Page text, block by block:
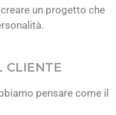
un progetto che
CLIENTE
pensare come il